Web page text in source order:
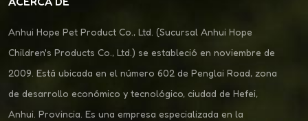
Anhui Hope Pet Product Co., Ltd. (Sucursal Anhui Hope
Children's Products Co., Ltd.) se estableció en noviembre de
2009. Está ubicada en el número 602 de Penglai Road, zona
de desarrollo económico y tecnológico, ciudad de Hefei,
Anhui. Provincia. Es una empresa especializada en la